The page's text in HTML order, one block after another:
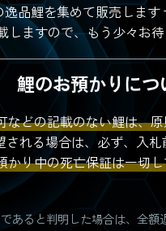
品鯉を集めて販売しま
ますので、もう少々お
鯉のお預かりにつ
などの記載のない鯉は、
れる場合は、必ず、入
かり中の死亡保証は一切
あると判明した場合は、全額